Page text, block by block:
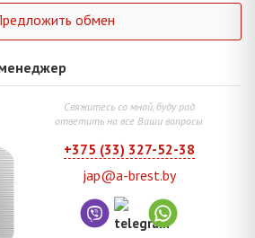
обмен
Свяжитесь со мной, буду рад
ответить на все Ваши вопросы
+375 (33) 327-52-38
jap@a-brest.by